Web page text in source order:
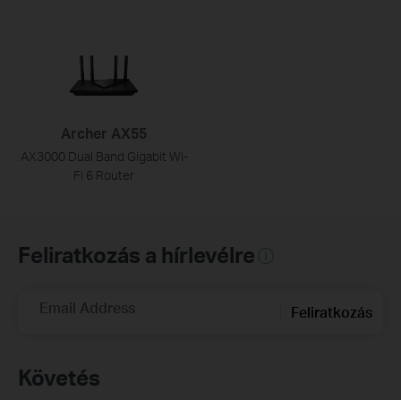
Archer AX55
AX3000 Dual Band Gigabit Wi-
Fi 6 Router
Feliratkozás a hírlevélre
Email Address Feliratkozás
Követés